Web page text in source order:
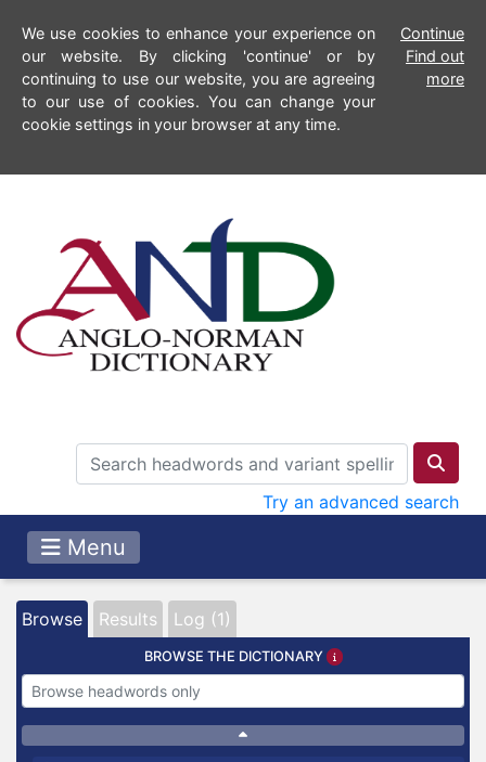
We use cookies to enhance your experience on
our website. By clicking 'continue' or by
continuing to use our website, you are agreeing
to our use of cookies. You can change your
cookie settings in your browser at any time.
Continue
Find out
more
Try an advanced search
Menu
Browse Results Log (1)
BROWSE THE DICTIONARY